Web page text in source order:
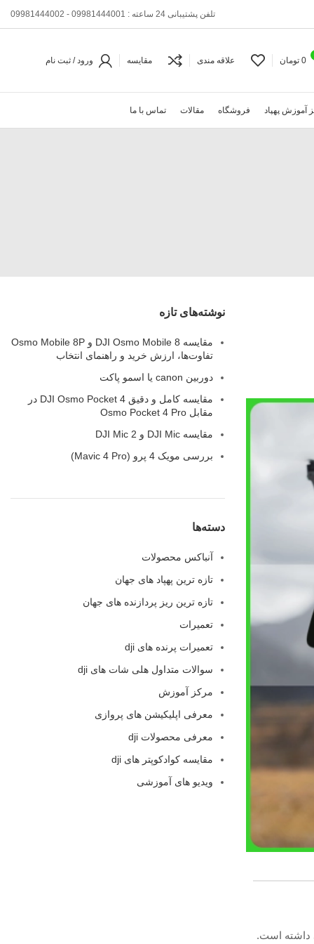
تلفن پشتیبانی 24 ساعته : 09981444001 - 09981444002
0 تومان علاقه مندی مقایسه ورود / ثبت نام
آموزش پهپاد فروشگاه مقالات تماس با ما
داشته است.
نوشته‌های تازه
مقایسه DJI Osmo Mobile 8 و Osmo Mobile 8P
تفاوت‌ها، ارزش خرید و راهنمای انتخاب
دوربین canon یا اسمو پاکت
مقایسه کامل و دقیق DJI Osmo Pocket 4 در
مقابل Osmo Pocket 4 Pro
مقایسه‌ DJI Mic و DJI Mic 2
بررسی مویک 4 پرو (Mavic 4 Pro)
دسته‌ها
آنباکس محصولات
تازه ترین پهپاد های جهان
تازه ترین ریز پردازنده های جهان
تعمیرات
تعمیرات پرنده های dji
سوالات متداول هلی شات های dji
مرکز آموزش
معرفی اپلیکیشن های پروازی
معرفی محصولات dji
مقایسه کوادکوپتر های dji
ویدیو های آموزشی